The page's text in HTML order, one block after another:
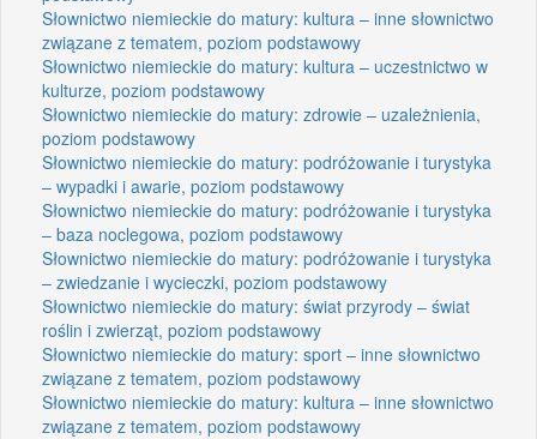
Słownictwo niemieckie do matury: kultura – inne słownictwo
związane z tematem, poziom podstawowy
Słownictwo niemieckie do matury: kultura – uczestnictwo w
kulturze, poziom podstawowy
Słownictwo niemieckie do matury: zdrowie – uzależnienia,
poziom podstawowy
Słownictwo niemieckie do matury: podróżowanie i turystyka
– wypadki i awarie, poziom podstawowy
Słownictwo niemieckie do matury: podróżowanie i turystyka
– baza noclegowa, poziom podstawowy
Słownictwo niemieckie do matury: podróżowanie i turystyka
– zwiedzanie i wycieczki, poziom podstawowy
Słownictwo niemieckie do matury: świat przyrody – świat
roślin i zwierząt, poziom podstawowy
Słownictwo niemieckie do matury: sport – inne słownictwo
związane z tematem, poziom podstawowy
Słownictwo niemieckie do matury: kultura – inne słownictwo
związane z tematem, poziom podstawowy